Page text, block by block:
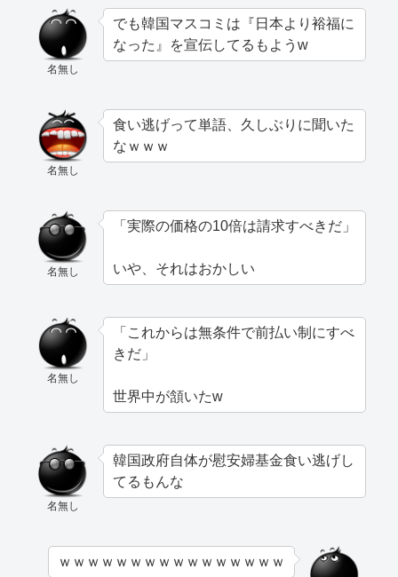
名無し
でも韓国マスコミは『日本より裕福に
なった』を宣伝してるもようw
名無し
食い逃げって単語、久しぶりに聞いた
なｗｗｗ
名無し
「実際の価格の10倍は請求すべきだ」
いや、それはおかしい
名無し
「これからは無条件で前払い制にすべ
きだ」
世界中が頷いたw
名無し
韓国政府自体が慰安婦基金食い逃げし
てるもんな
ｗｗｗｗｗｗｗｗｗｗｗｗｗｗｗｗ